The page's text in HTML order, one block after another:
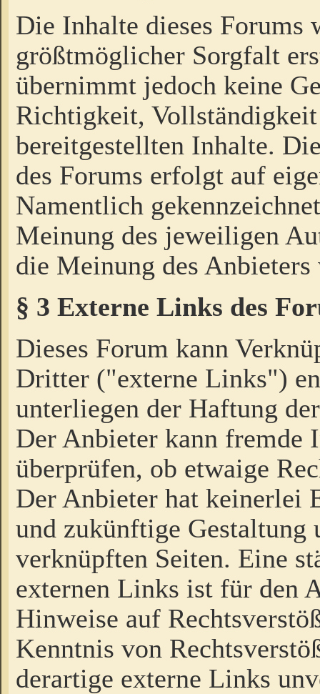
Die Inhalte dieses Forums
größtmöglicher Sorgfalt
übernimmt jedoch keine
Richtigkeit,
bereitgestellten Inhalte.
des Forums erfolgt auf
Namentlich
Meinung des jeweiligen
die Meinung des Anbieters
§ 3 Externe Links des
Dieses Forum kann
Dritter ("externe Links")
unterliegen der Haftung
Der Anbieter kann fremde
überprüfen, ob etwaige
Der Anbieter hat keinerlei
und zukünftige Gestaltung
verknüpften Seiten. Eine
externen Links ist für den
Hinweise auf
Kenntnis von
derartige externe Links